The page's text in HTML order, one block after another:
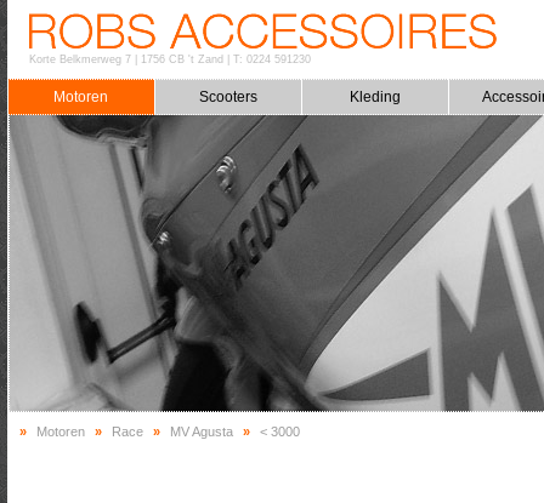
Korte Belkmerweg 7| 1756 CB 't Zand T: 0224 591230
Motoren Scooters Kleding
» Motoren » Race » MV Agusta » < 3000